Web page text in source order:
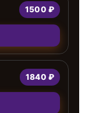
1500 ₽
1840 ₽